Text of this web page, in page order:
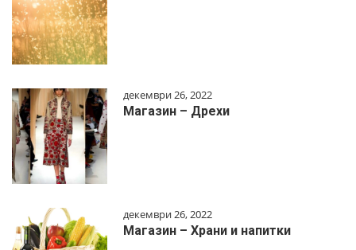
декември 26, 2022
Магазин – Дрехи
декември 26, 2022
Магазин – Храни и напитки